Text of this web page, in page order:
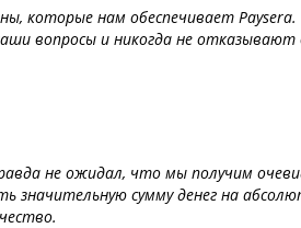
которые нам обеспечивает Paysera.
вопросы и никогда не
не ожидал, что мы получим
сумму денег на